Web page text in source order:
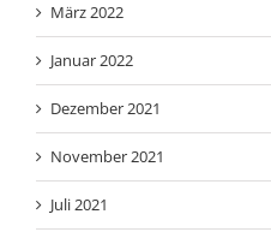
März 2022
Januar 2022
Dezember 2021
November 2021
Juli 2021